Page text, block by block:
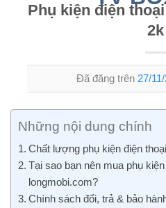
Phụ kiện điện
2k
Đã đăng trên 27/
Những nội dung chính
Chất lượng phụ kiện điện
Tại sao bạn nên mua phụ
longmobi.com?
Chính sách đổi, trả & bảo